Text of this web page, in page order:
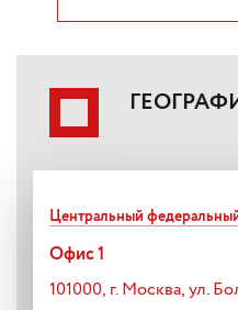
Центральный
Офис 1
101000, г. Москва, ул.